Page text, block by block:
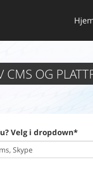
CMS OG
Velg i dropdown*